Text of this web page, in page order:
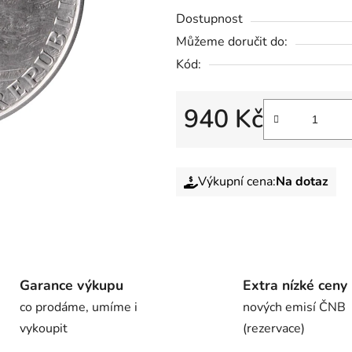
Dostupnost
Můžeme doručit do:
Kód:
940 Kč
Výkupní cena:Na dotaz
Garance výkupu
co prodáme, umíme i
vykoupit
Extra nízké ceny
nových emisí ČNB
(rezervace)